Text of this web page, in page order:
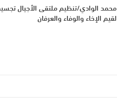
محمد الوادي/تنظيم ملتقى الأجيال
لقيم الإخاء والوفاء والعرفان